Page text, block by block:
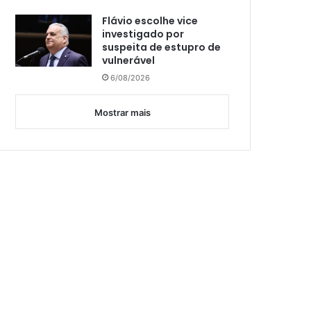
Flávio escolhe vice
investigado por
suspeita de estupro de
vulnerável
6/08/2026
Mostrar mais